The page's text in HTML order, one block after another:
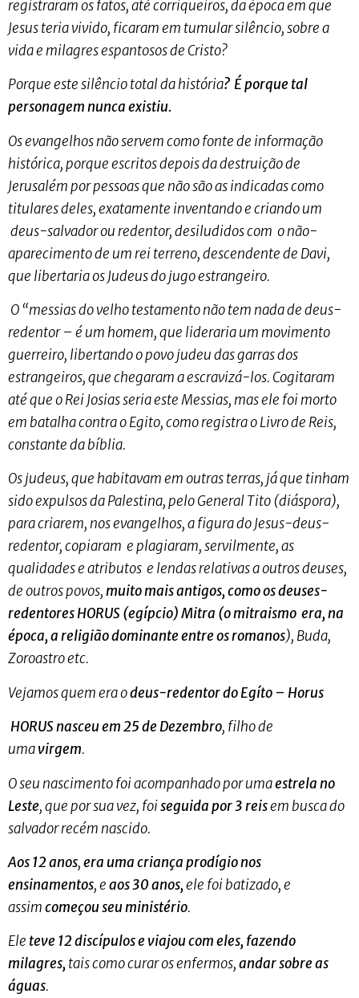
registraram os fatos, até corriqueiros, da época em que
Jesus teria vivido, ficaram em tumular silêncio, sobre a
vida e milagres espantosos de Cristo?
Porque este silêncio total da história? É porque tal
personagem nunca existiu.
Os evangelhos não servem como fonte de informação
histórica, porque escritos depois da destruição de
Jerusalém por pessoas que não são as indicadas como
titulares deles, exatamente inventando e criando um
deus-salvador ou redentor, desiludidos com o não-
aparecimento de um rei terreno, descendente de Davi,
que libertaria os Judeus do jugo estrangeiro.
O “messias do velho testamento não tem nada de deus-
redentor – é um homem, que lideraria um movimento
guerreiro, libertando o povo judeu das garras dos
estrangeiros, que chegaram a escravizá-los. Cogitaram
até que o Rei Josias seria este Messias, mas ele foi morto
em batalha contra o Egito, como registra o Livro de Reis,
constante da bíblia.
Os judeus, que habitavam em outras terras, já que tinham
sido expulsos da Palestina, pelo General Tito (diáspora),
para criarem, nos evangelhos, a figura do Jesus-deus-
redentor, copiaram e plagiaram, servilmente, as
qualidades e atributos e lendas relativas a outros deuses,
de outros povos,muito mais antigos, como os deuses-
redentores HORUS (egípcio) Mitra (o mitraismo era, na
época, a religião dominante entre os romanos), Buda,
Zoroastro etc.
Vejamos quem era odeus-redentor do Egíto – Horus
HORUS nasceu em 25 de Dezembro, filho de
umavirgem.
O seu nascimento foi acompanhado por umaestrela no
Leste, que por sua vez, foiseguida por 3 reisem busca do
salvador recém nascido.
Aos 12 anos,era uma criança prodígio nos
ensinamentos, eaos 30 anos,ele foi batizado, e
assimcomeçou seu ministério.
Ele teve 12 discípulose viajou com eles, fazendo
milagres,tais como curar os enfermos,andar sobre as
águas.